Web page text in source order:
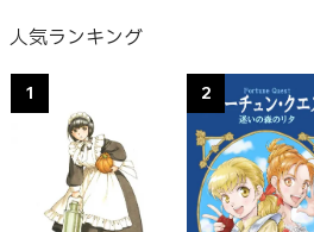
人気ランキング
1 2